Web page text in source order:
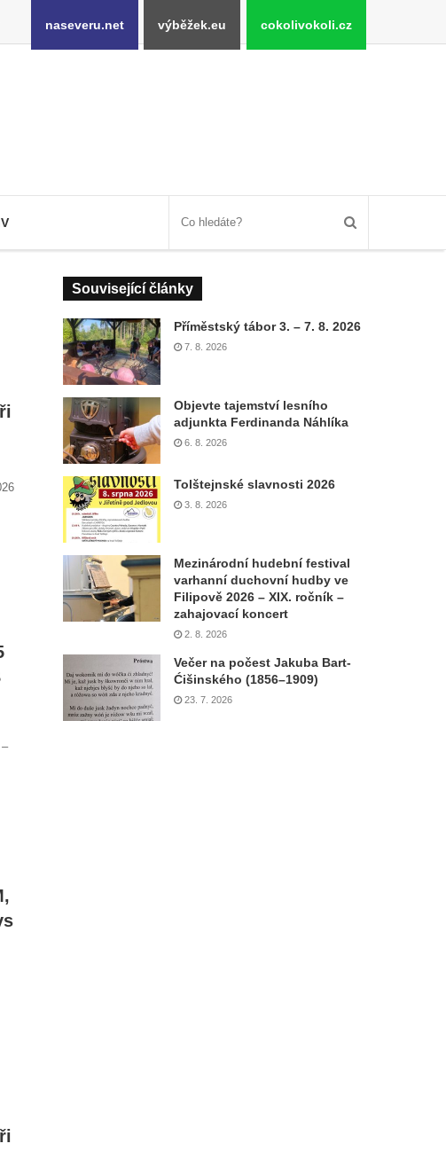
naseveru.net výběžek.eu cokolivokoli.cz
Související články
Příměstský tábor 3. – 7. 8. 2026
7. 8. 2026
Objevte tajemství lesního
adjunkta Ferdinanda Náhlíka
6. 8. 2026
Tolštejnské slavnosti 2026
3. 8. 2026
Mezinárodní hudební festival
varhanní duchovní hudby ve
Filipově 2026 – XIX. ročník –
zahajovací koncert
2. 8. 2026
Večer na počest Jakuba Bart-
Ćišinského (1856–1909)
23. 7. 2026